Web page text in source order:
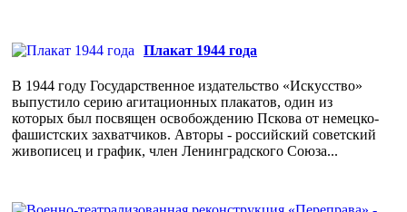
Плакат 1944 года
В 1944 году Государственное издательство «Искусство»
выпустило серию агитационных плакатов, один из
которых был посвящен освобождению Пскова от немецко-
фашистских захватчиков. Авторы - российский советский
живописец и график, член Ленинградского Союза...